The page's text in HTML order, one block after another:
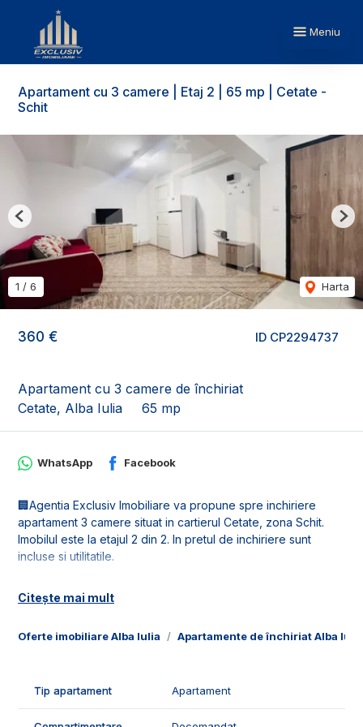
Meniu
Apartament cu 3 camere | Etaj 2 | 65 mp | Cetate -
Schit
ID CP2294737
360 €
Apartament cu 3 camere de închiriat
Cetate, Alba Iulia
65 mp
1 / 6 Harta
Previous
Oferte imobiliare Alba Iulia Apartamente de închiriat Alba Iulia
WhatsApp Facebook
🏢Agentia Exclusiv Imobiliare va propune spre inchiriere
apartament 3 camere situat in cartierul Cetate, zona Schit.
Imobilul este la etajul 2 din 2. In pretul de inchiriere sunt
incluse si utilitatile.
- 1 living;
- 2 dormitoare;
✅Facilitatile si caracteristicile apartamentului:
Citește mai mult
Tip apartament Apartament